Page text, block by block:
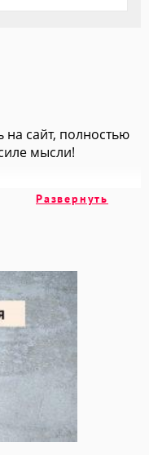
на сайт, полностью
мысли!
годами
чтобы взять у них
и вы получите в
Развернуть